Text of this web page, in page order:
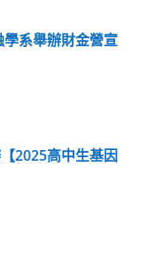
系舉辦財金營宣
2025高中生基因